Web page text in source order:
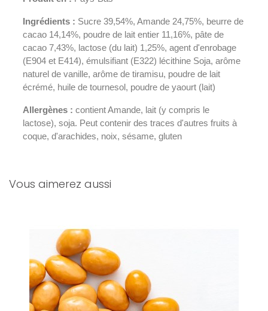
Ingrédients : Sucre 39,54%, Amande 24,75%, beurre de
cacao 14,14%, poudre de lait entier 11,16%, pâte de
cacao 7,43%, lactose (du lait) 1,25%, agent d'enrobage
(E904 et E414), émulsifiant (E322) lécithine Soja, arôme
naturel de vanille, arôme de tiramisu, poudre de lait
écrémé, huile de tournesol, poudre de yaourt (lait)
Allergènes : contient Amande, lait (y compris le
lactose), soja. Peut contenir des traces d'autres fruits à
coque, d'arachides, noix, sésame, gluten
Vous aimerez aussi